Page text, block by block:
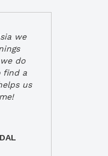
we
do
find a
us